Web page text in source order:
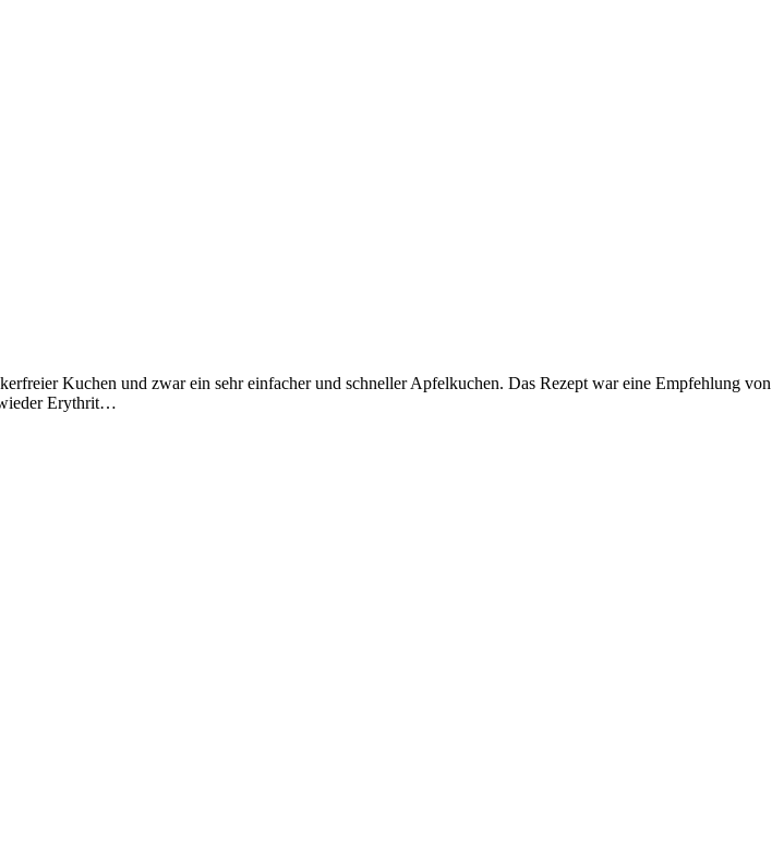
Kuchen und zwar ein sehr einfacher und schneller Apfelkuchen. Das Rezept war eine Empfehlung von
wieder Erythrit…